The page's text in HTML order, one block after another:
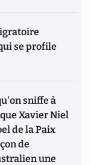
se profile
sniffe à
Xavier Niel
de la Paix
de
une